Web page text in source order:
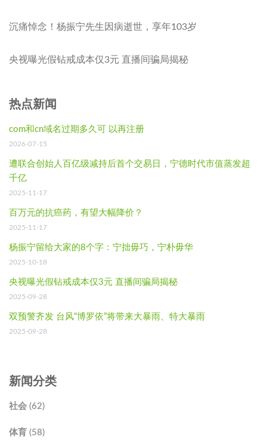
沉痛悼念！杨振宁先生因病逝世，享年103岁
央视曝光假钻戒成本仅3元 直播间骗局揭秘
热点新闻
com和cn域名过期多久可 以再注册
2026-07-15
遭联合创始人百亿级减持后首个交易日，宁德时代市值蒸发超
千亿
2025-11-17
百万元的抗癌药，有望大幅降价？
2025-11-17
杨振宁留给大家的8个字：宁拙毋巧，宁朴毋华
2025-10-18
央视曝光假钻戒成本仅3元 直播间骗局揭秘
2025-09-28
双预警齐发 台风“博罗依”将带来大暴雨、特大暴雨
2025-09-28
新闻分类
社会 (62)
体育 (58)